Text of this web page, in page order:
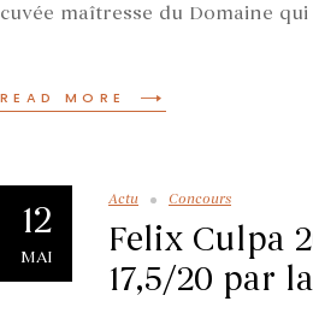
cuvée maîtresse du Domaine
READ MORE
12
MAI
Actu Concours
Felix Culpa
17,5/20 par